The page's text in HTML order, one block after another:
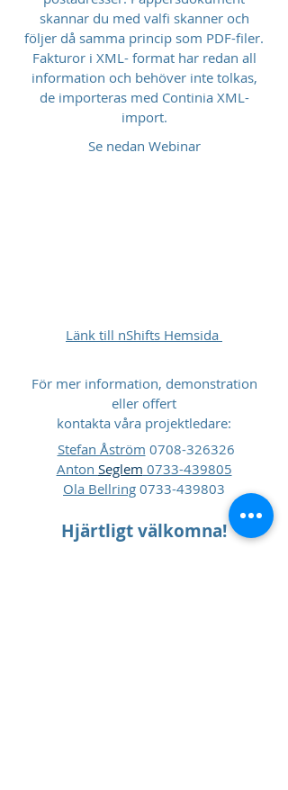
skannar du med valfi skanner och
följer då samma princip som PDF-filer.
Fakturor i XML- format har redan all
information och behöver inte tolkas,
de importeras med Continia XML-
import.
Se nedan Webinar
Länk till nShifts Hemsida
För mer information, demonstration
eller offert
kontakta våra projektledare:
Stefan Åström 0708-326326
Anton Seglem 0733-439805
Ola Bellring 0733-439803
Hjärtligt välkomna!